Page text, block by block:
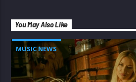
You May Also Like
MUSIC NEWS